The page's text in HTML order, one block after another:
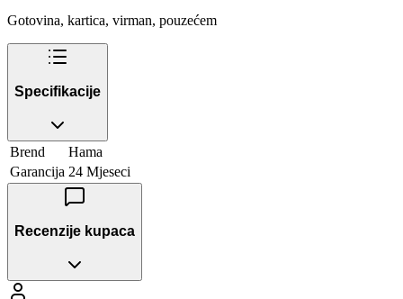
Gotovina, kartica, virman, pouzećem
Specifikacije
Brend
Hama
Garancija 24 Mjeseci
Recenzije kupaca